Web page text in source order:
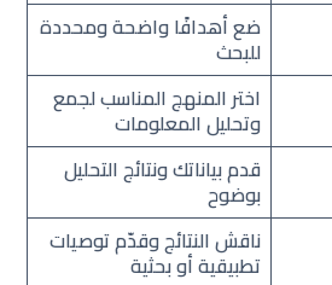
ضع أهدافًا واضحة ومحددة
للبحث
اختر المنهج المناسب لجمع
وتحليل المعلومات
قدم بياناتك ونتائج التحليل
بوضوح
ناقش النتائج وقدّم توصيات
تطبيقية أو بحثية